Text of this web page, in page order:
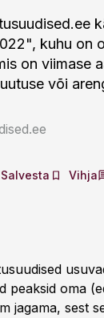
kuhu on
on viimase
või
Salvesta Vihja
peaksid oma
jagama, sest